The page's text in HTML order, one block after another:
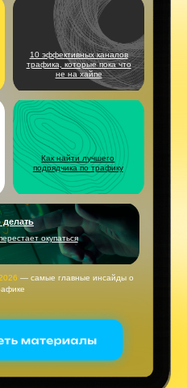
10 эффективных каналов
трафика, которые пока что
не на хайпе
окупаться
подрядчика по трафику
данных
данных